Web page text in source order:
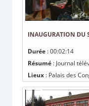
INAUGURATION DU
Durée : 00:02:14
Résumé : Journal
Lieux : Palais des